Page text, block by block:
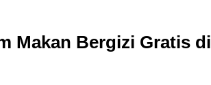
Makan Bergizi Gratis di